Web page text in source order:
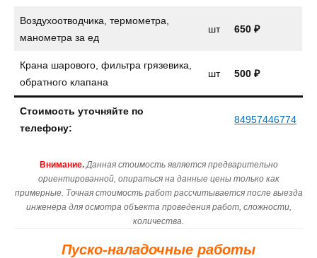
Воздухоотводчика, термометра,
манометра за ед
шт 650 ₽
Крана шарового, фильтра грязевика,
обратного клапана
шт 500 ₽
Стоимость уточняйте по
телефону:
84957446774
Внимание. Данная стоимость является предварительно
ориентированной, опираться на данные цены только как
примерные. Точная стоимость работ рассчитывается после выезда
инженера для осмотра объекта проведения работ, сложности,
количества.
Пуско-наладочные работы